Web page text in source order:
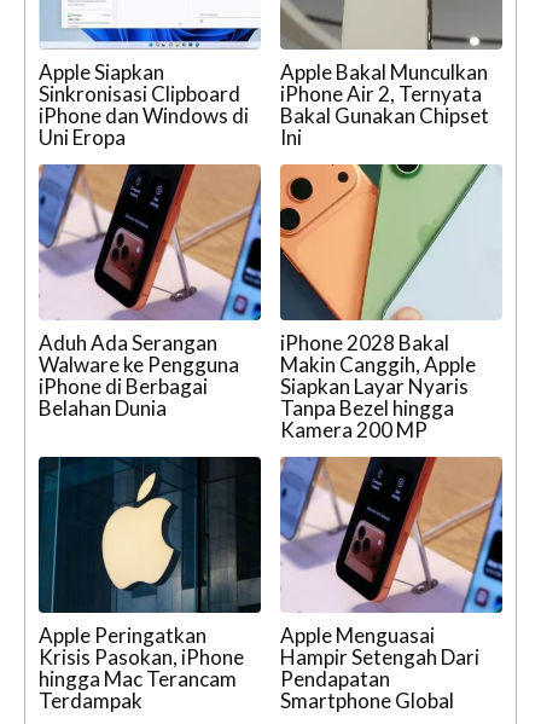
Apple Siapkan
Sinkronisasi Clipboard
iPhone dan Windows di
Uni Eropa
Apple Bakal Munculkan
iPhone Air 2, Ternyata
Bakal Gunakan Chipset
Ini
Aduh Ada Serangan
Walware ke Pengguna
iPhone di Berbagai
Belahan Dunia
iPhone 2028 Bakal
Makin Canggih, Apple
Siapkan Layar Nyaris
Tanpa Bezel hingga
Kamera 200 MP
Apple Peringatkan
Krisis Pasokan, iPhone
hingga Mac Terancam
Terdampak
Apple Menguasai
Hampir Setengah Dari
Pendapatan
Smartphone Global